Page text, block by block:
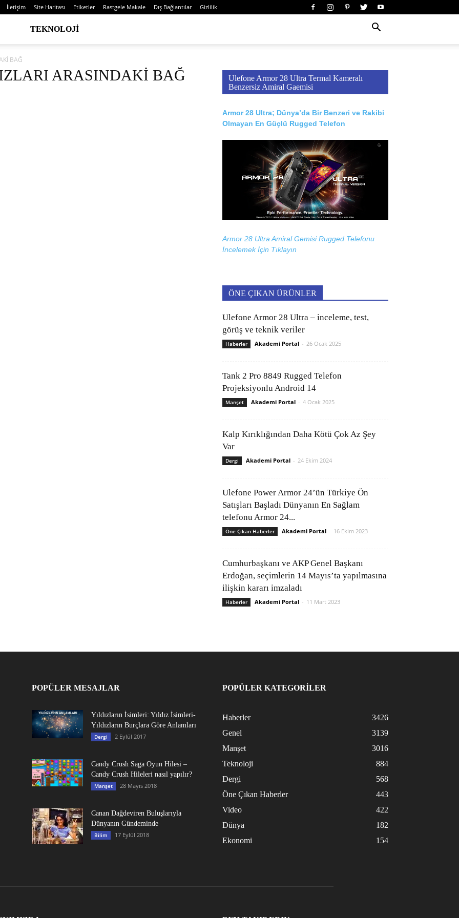
İletişim Site Haritası Etiketler Rastgele Makale Dış Bağlantılar Gizlilik
TEKNOLOJI
BAĞ
ARASINDAKİ BAĞ
Ulefone Armor 28 Ultra Termal Kameralı
Benzersiz Amiral Gaemisi
Armor 28 Ultra; Dünya’da Bir Benzeri ve Rakibi
Olmayan En Güçlü Rugged Telefon
Armor 28 Ultra Amiral Gemisi Rugged Telefonu
İncelemek İçin Tıklayın
ÖNE ÇIKAN ÜRÜNLER
Ulefone Armor 28 Ultra – inceleme, test,
görüş ve teknik veriler
Haberler Akademi Portal - 26 Ocak 2025
Tank 2 Pro 8849 Rugged Telefon
Projeksiyonlu Android 14
Manşet Akademi Portal - 4 Ocak 2025
Kalp Kırıklığından Daha Kötü Çok Az Şey
Var
Dergi Akademi Portal - 24 Ekim 2024
Ulefone Power Armor 24’ün Türkiye Ön
Satışları Başladı Dünyanın En Sağlam
telefonu Armor 24...
Öne Çıkan Haberler Akademi Portal - 16 Ekim 2023
Cumhurbaşkanı ve AKP Genel Başkanı
Erdoğan, seçimlerin 14 Mayıs’ta yapılmasına
ilişkin kararı imzaladı
Haberler Akademi Portal - 11 Mart 2023
POPÜLER MESAJLAR
Yıldızların İsimleri: Yıldız İsimleri-
Yıldızların Burçlara Göre Anlamları
Dergi 2 Eylül 2017
Candy Crush Saga Oyun Hilesi –
Candy Crush Hileleri nasıl yapılır?
Manşet 28 Mayıs 2018
Canan Dağdeviren Buluşlarıyla
Dünyanın Gündeminde
Bilim 17 Eylül 2018
POPÜLER KATEGORİLER
Haberler
3426
Genel
3139
Manşet
3016
Teknoloji
884
Dergi
568
Öne Çıkan Haberler
443
Video
422
Dünya
182
Ekonomi
154